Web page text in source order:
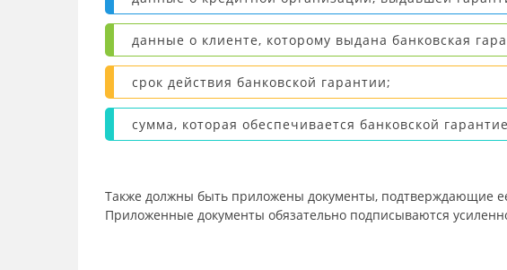
данные о клиенте, которому выдана банковская
срок действия банковской гарантии;
сумма, которая обеспечивается банковской
Также должны быть приложены документы, подтверждающие
Приложенные документы обязательно подписываются